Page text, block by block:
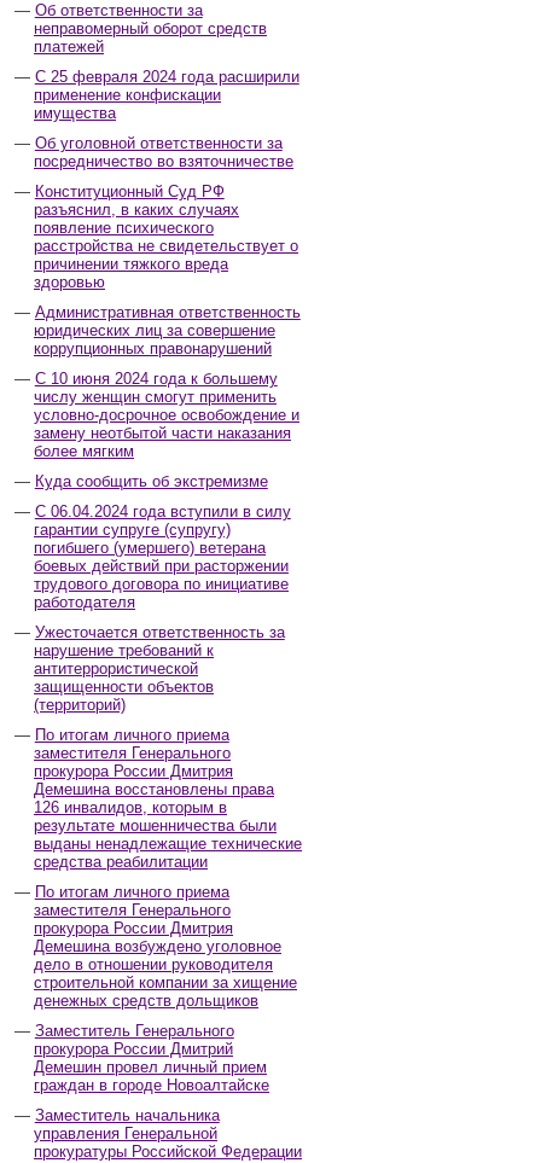
Об ответственности за
неправомерный оборот средств
платежей
С 25 февраля 2024 года расширили
применение конфискации
имущества
Об уголовной ответственности за
посредничество во взяточничестве
Конституционный Суд РФ
разъяснил, в каких случаях
появление психического
расстройства не свидетельствует о
причинении тяжкого вреда
здоровью
Административная ответственность
юридических лиц за совершение
коррупционных правонарушений
С 10 июня 2024 года к большему
числу женщин смогут применить
условно-досрочное освобождение и
замену неотбытой части наказания
более мягким
Куда сообщить об экстремизме
С 06.04.2024 года вступили в силу
гарантии супруге (супругу)
погибшего (умершего) ветерана
боевых действий при расторжении
трудового договора по инициативе
работодателя
Ужесточается ответственность за
нарушение требований к
антитеррористической
защищенности объектов
(территорий)
По итогам личного приема
заместителя Генерального
прокурора России Дмитрия
Демешина восстановлены права
126 инвалидов, которым в
результате мошенничества были
выданы ненадлежащие технические
средства реабилитации
По итогам личного приема
заместителя Генерального
прокурора России Дмитрия
Демешина возбуждено уголовное
дело в отношении руководителя
строительной компании за хищение
денежных средств дольщиков
Заместитель Генерального
прокурора России Дмитрий
Демешин провел личный прием
граждан в городе Новоалтайске
Заместитель начальника
управления Генеральной
прокуратуры Российской Федерации